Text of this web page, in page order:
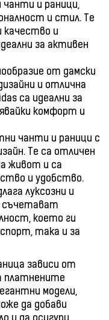
чанти и раници,
и стил. Те
качество и
за активен
от дамски
и отлична
са идеални за
комфорт и
чанти и раници с
Те са отличен
живот и са
и удобство.
луксозни и
съчетават
което ги
така и за
зависи от
платнените
модели,
да добави